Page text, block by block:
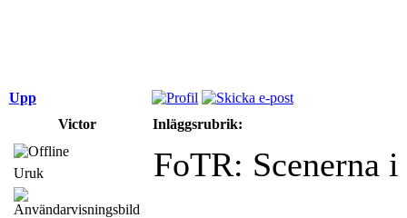
Upp
Victor
Inläggsrubrik:
Uruk FoTR: Scenerna